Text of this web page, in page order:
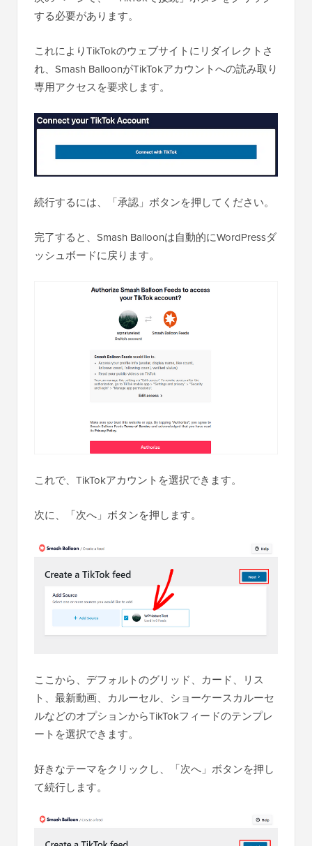
する必要があります。
これによりTikTokのウェブサイトにリダイレクトさ
れ、Smash BalloonがTikTokアカウントへの読み取り
専用アクセスを要求します。
続行するには、「承認」ボタンを押してください。
完了すると、Smash Balloonは自動的にWordPressダ
ッシュボードに戻ります。
これで、TikTokアカウントを選択できます。
次に、「次へ」ボタンを押します。
ここから、デフォルトのグリッド、カード、リス
ト、最新動画、カルーセル、ショーケースカルーセ
ルなどのオプションからTikTokフィードのテンプレ
ートを選択できます。
好きなテーマをクリックし、「次へ」ボタンを押し
て続行します。